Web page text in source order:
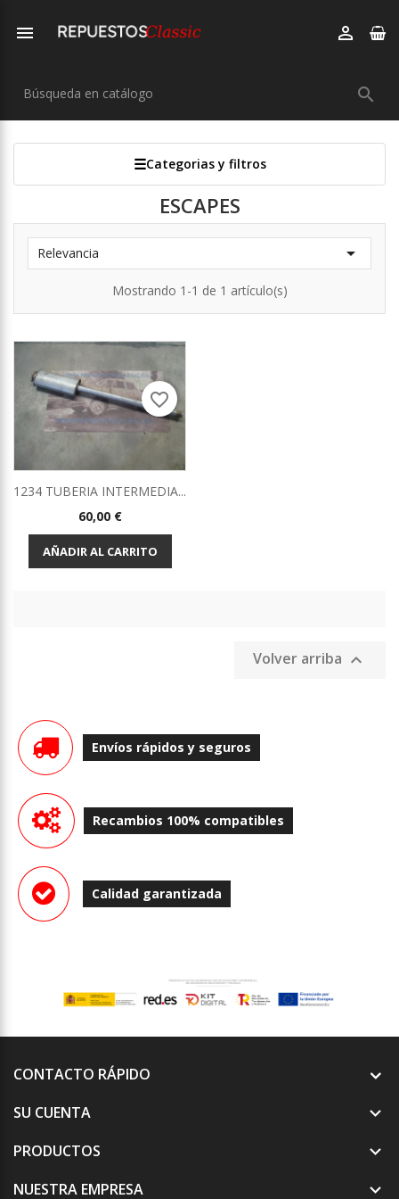
 

Categorias y filtros
ESCAPES
Relevancia 
Mostrando 1-1 de 1 artículo(s)
1234 TUBERIA INTERMEDIA...
Precio
60,00 €
AÑADIR AL CARRITO
favorite_border
Volver arriba 
Envíos rápidos y seguros
Recambios 100% compatibles
Calidad garantizada
CONTACTO RÁPIDO
SU CUENTA

PRODUCTOS 
NUESTRA EMPRESA 